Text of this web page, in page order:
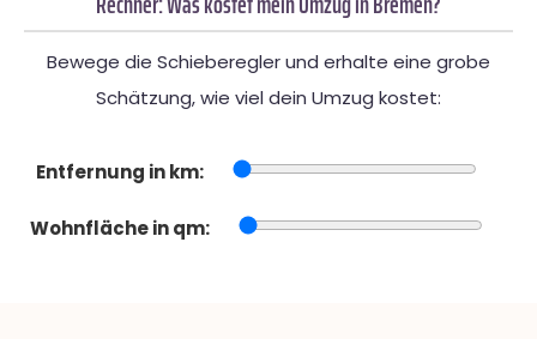
Bewege die Schieberegler und erhalte eine grobe
Schätzung, wie viel dein Umzug kostet:
Entfernung in km:
Wohnfläche in qm: